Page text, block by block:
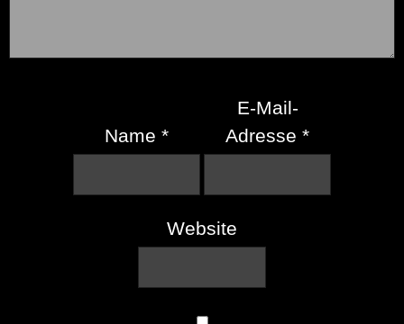
Name *
E-Mail-
Adresse*
Website